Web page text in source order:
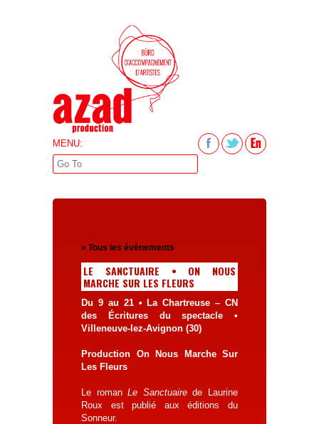
MENU:
« Tous les événements
LE SANCTUAIRE • ON NOUS
MARCHE SUR LES FLEURS
Du 9 au 21 • La Chartreuse – CN
des Écritures du spectacle •
Villeneuve-lez-Avignon (30)
Production On Nous Marche Sur
Les Fleurs
Le romanLe Sanctuairede Laurine
Roux est publié aux éditions du
Sonneur.